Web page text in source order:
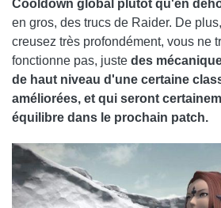
Cooldown global plutôt qu'en
en gros, des trucs de Raider. De
creusez très profondément, vous ne
fonctionne pas, juste des
de haut niveau d'une certaine
améliorées, et qui seront
équilibre dans le prochain patch.